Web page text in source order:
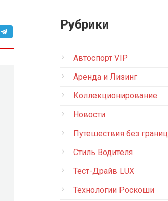
Рубрики
Автоспорт VIP
Аренда и Лизинг
Коллекционирование
Новости
Путешествия без границ
Стиль Водителя
Тест-Драйв LUX
Технологии Роскоши